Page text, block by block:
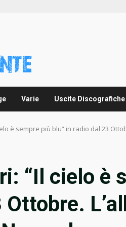
Varie Uscite Discografiche
è sempre più blu” in radio dal 23
“Il cielo è